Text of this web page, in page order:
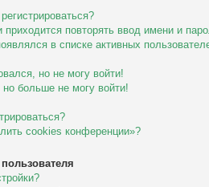
повторять ввод имени и
в списке активных
но не могу войти!
но больше не могу войти!
cookies конференции»?